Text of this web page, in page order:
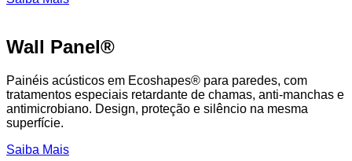
Wall Panel®
Painéis acústicos em Ecoshapes® para paredes, com
tratamentos especiais retardante de chamas, anti-manchas e
antimicrobiano. Design, proteção e silêncio na mesma
superfície.
Saiba Mais